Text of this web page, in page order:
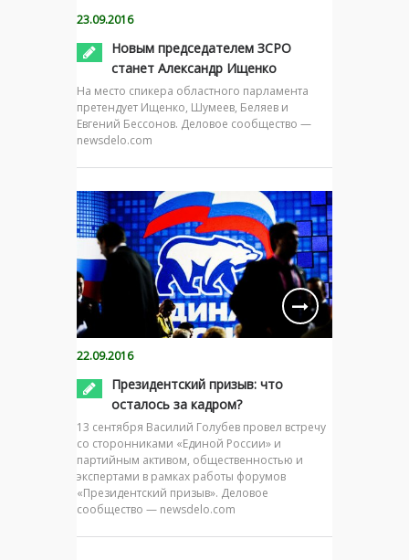
23.09.2016
Новым председателем ЗСРО
станет Александр Ищенко
На место спикера областного парламента
претендует Ищенко, Шумеев, Беляев и
Евгений Бессонов. Деловое сообщество —
newsdelo.com
22.09.2016
Президентский призыв: что
осталось за кадром?
13 сентября Василий Голубев провел встречу
со сторонниками «Единой России» и
партийным активом, общественностью и
экспертами в рамках работы форумов
«Президентский призыв». Деловое
сообщество — newsdelo.com